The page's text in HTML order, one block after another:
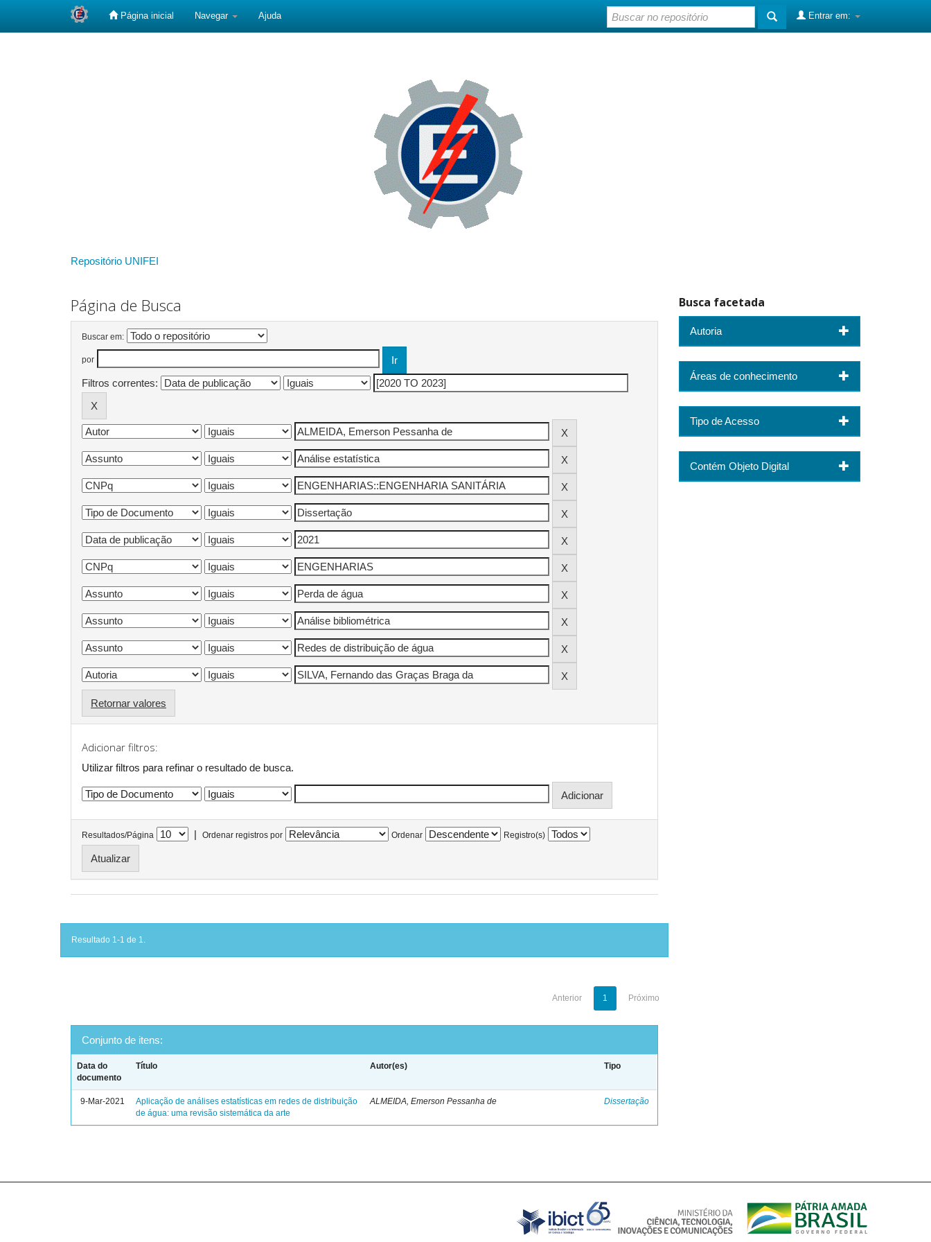
Página inicial Navegar Ajuda Entrar em:
Repositório UNIFEI
Página de Busca
Buscar em:
por
Filtros correntes:
Retornar valores
Adicionar filtros:
Utilizar filtros para refinar o resultado de busca.
Resultados/Página | Ordenar registros por Ordenar Registro(s)
Resultado 1-1 de 1.
Anterior 1 Próximo
Conjunto de itens:
Data do
documento
Título Autor(es) Tipo
9-Mar-2021
Aplicação de análises estatísticas em redes de distribuição
de água: uma revisão sistemática da arte
ALMEIDA, Emerson Pessanha de Dissertação
Busca facetada
Autoria
Áreas de conhecimento
Tipo de Acesso
Contém Objeto Digital